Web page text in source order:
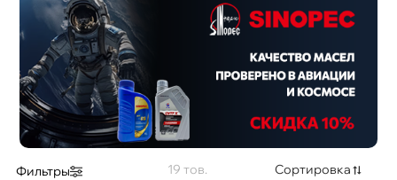
Фильтры 19 Сортировка